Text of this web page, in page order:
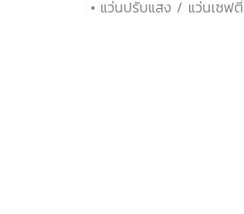
• แว่นปรับแสง / แว่นเซฟตี้